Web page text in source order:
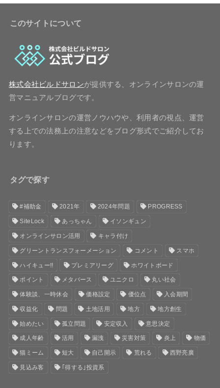
このサイトについて
株式会社ビルドサロンが提供する、オンラインサロンの運
営マニュアルブログです。
オンラインサロンの運営ノウハウや、利用者の視点、運営
する上での法務上の注意などをブログ形式でご紹介してお
ります。
タグで探す
#補助金 2021年 2024年問題 PROGRESS
SiteLock あっちゃん イソンギュン
オンラインサロン活用 キャラ付け
グリーントランスフォーメーション コメント スマホ
ハイキュー!! プレミアリーグ ホワイトボード
ポイント メタバース ユニクロ 丸い社会
体験談、一時休会 価格設定 優位点 入会期間
収益化 問題 土地活用 地方 地方創生
始めたい 孤立問題 安定収入 意思決定
成人年齢 活用 漏洩 災害対策 炎上 物価
猫ミーム 短大 自己開示 荒れる 西野亮廣
見込み客 ｢得する｣投資系